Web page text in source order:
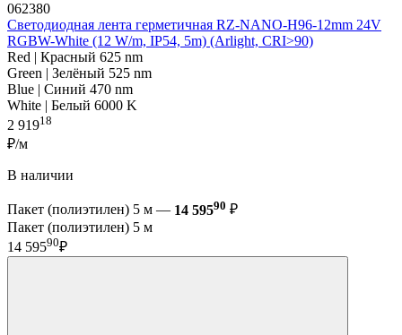
062380
Светодиодная лента герметичная RZ-NANO-H96-12mm 24V
RGBW-White (12 W/m, IP54, 5m) (Arlight, CRI>90)
Red | Красный 625 nm
Green | Зелёный 525 nm
Blue | Синий 470 nm
White | Белый 6000 K
2 91918
₽/м
В наличии
Пакет (полиэтилен) 5 м — 14 59590 ₽
Пакет (полиэтилен) 5 м
14 59590₽